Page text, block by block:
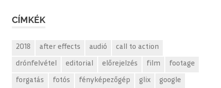
CÍMKÉK
2018 after effects audió call to action
drónfelvétel editorial előrejelzés film footage
forgatás fotós fényképezőgép glix google